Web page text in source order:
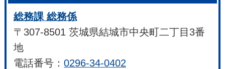
総務課 総務係
〒307-8501 茨城県結城市中央町二丁目3番
地
電話番号：0296-34-0402